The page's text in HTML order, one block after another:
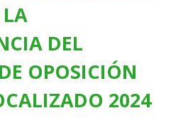
LA
DEL
OPOSICIÓN
2024